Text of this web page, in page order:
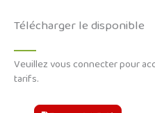
Télécharger le disponible
Veuillez vous connecter pour
tarifs.